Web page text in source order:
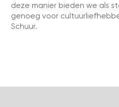
deze manier bieden we als
genoeg voor
Schuur.